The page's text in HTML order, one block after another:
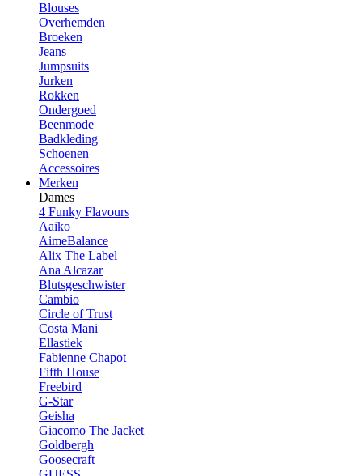
Blouses
Overhemden
Broeken
Jeans
Jumpsuits
Jurken
Rokken
Ondergoed
Beenmode
Badkleding
Schoenen
Accessoires
Merken
Dames
4 Funky Flavours
Aaiko
AimeBalance
Alix The Label
Ana Alcazar
Blutsgeschwister
Cambio
Circle of Trust
Costa Mani
Ellastiek
Fabienne Chapot
Fifth House
Freebird
G-Star
Geisha
Giacomo The Jacket
Goldbergh
Goosecraft